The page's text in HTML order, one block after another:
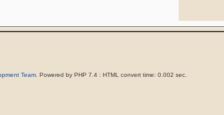
Team. Powered by PHP 7.4 : HTML convert time: 0.002 sec.